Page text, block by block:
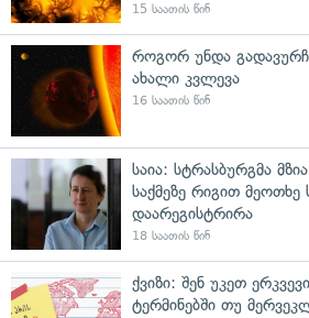
15 საათის წინ
როგორ უნდა
ახალი კვლევა
16 საათის წინ
საია: სტრასბურგმა
საქმეზე რიგით მეოთხე
დაარეგისტრირა
18 საათის წინ
ქვიზი: შენ უკეთ
ტერმინებში თუ